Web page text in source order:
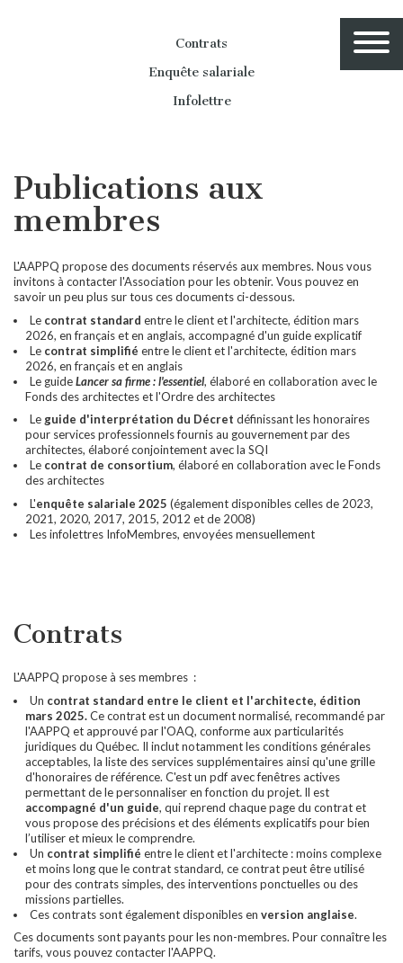
Contrats
Enquête salariale
Infolettre
Publications aux
membres
L'AAPPQ propose des documents réservés aux membres. Nous vous
invitons à contacter l'Association pour les obtenir. Vous pouvez en
savoir un peu plus sur tous ces documents ci-dessous.
Le contrat standard entre le client et l'architecte, édition mars
2026, en français et en anglais, accompagné d'un guide explicatif
Le contrat simplifié entre le client et l'architecte, édition mars
2026, en français et en anglais
Le guideLancer sa firme : l'essentiel, élaboré en collaboration avec le
Fonds des architectes et l'Ordre des architectes
Le guide d'interprétation du Décret définissant les honoraires
pour services professionnels fournis au gouvernement par des
architectes, élaboré conjointement avec la SQI
Le contrat de consortium, élaboré en collaboration avec le Fonds
des architectes
L'enquête salariale 2025 (également disponibles celles de 2023,
2021, 2020, 2017, 2015, 2012 et de 2008)
Les infolettres InfoMembres, envoyées mensuellement
Contrats
L'AAPPQ propose à ses membres :
Un contrat standard entre le client et l'architecte, édition
mars 2025.Ce contrat est un document normalisé, recommandé par
l'AAPPQ et approuvé par l'OAQ, conforme aux particularités
juridiques du Québec. Il inclut notamment les conditions générales
acceptables, la liste des services supplémentaires ainsi qu'une grille
d'honoraires de référence. C'est un pdf avec fenêtres actives
permettant de le personnaliser en fonction du projet. ll est
accompagné d'un guide, qui reprend chaque page du contrat et
vous propose des précisions et des éléments explicatifs pour bien
l’utiliser et mieux le comprendre.
Un contrat simplifié entre le client et l'architecte : moins complexe
et moins long que le contrat standard, ce contrat peut être utilisé
pour des contrats simples, des interventions ponctuelles ou des
missions partielles.
Ces contrats sont également disponibles en version anglaise.
Ces documents sont payants pour les non-membres. Pour connaître les
tarifs, vous pouvez contacter l'AAPPQ.